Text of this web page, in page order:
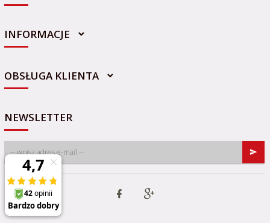
sklep@sportowo-medyczna.pl
INFORMACJE
OBSŁUGA KLIENTA
NEWSLETTER